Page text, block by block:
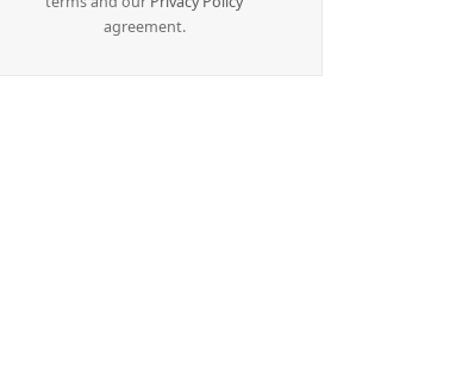
agreement.